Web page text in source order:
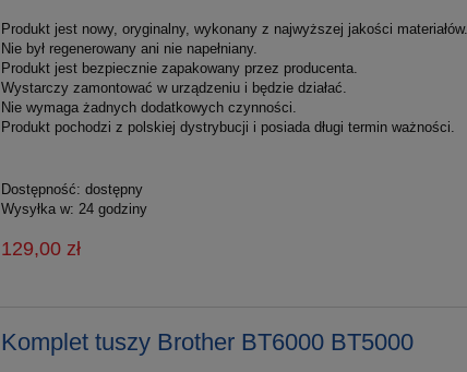
Produkt jest nowy, oryginalny, wykonany z najwyższej jakości materiałów.
Nie był regenerowany ani nie napełniany.
Produkt jest bezpiecznie zapakowany przez producenta.
Wystarczy zamontować w urządzeniu i będzie działać.
Nie wymaga żadnych dodatkowych czynności.
Produkt pochodzi z polskiej dystrybucji i posiada długi termin ważności.
Dostępność: dostępny
Wysyłka w: 24 godziny
129,00 zł
Komplet tuszy Brother BT6000 BT5000